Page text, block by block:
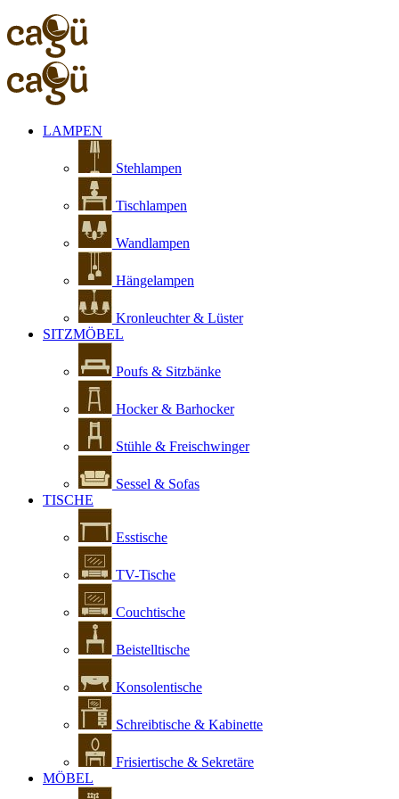
LAMPEN
Stehlampen
Tischlampen
Wandlampen
Hängelampen
Kronleuchter & Lüster
SITZMÖBEL
Poufs & Sitzbänke
Hocker & Barhocker
Stühle & Freischwinger
Sessel & Sofas
TISCHE
Esstische
TV-Tische
Couchtische
Beistelltische
Konsolentische
Schreibtische & Kabinette
Frisiertische & Sekretäre
MÖBEL